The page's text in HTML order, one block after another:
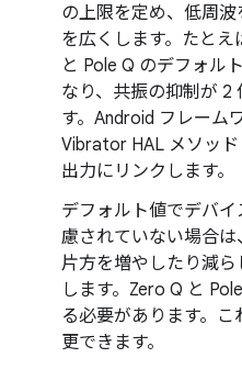
の上限を定め、低周
を広くします。たと
と Pole Q のデフォル
なり、共振の抑制が 2
す。Android フレーム
Vibrator HAL メソッド
出力にリンクします。
デフォルト値でデバ
慮されていない場合は
片方を増やしたり減
します。Zero Q と
る必要があります。こ
更できます。